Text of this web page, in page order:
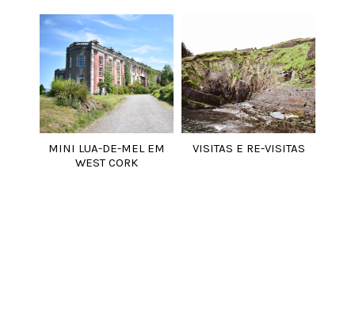
MINI LUA-DE-MEL EM
WEST CORK
VISITAS E RE-VISITAS